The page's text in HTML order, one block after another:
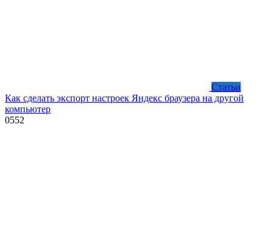
Статьи
Как сделать экспорт настроек Яндекс браузера на другой
компьютер
0552